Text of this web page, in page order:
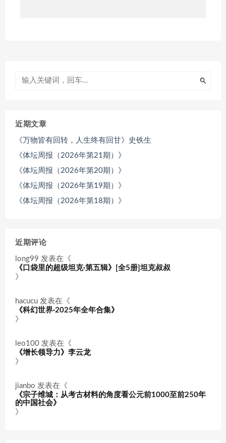
近期文章
《万物皆有回转，人生终有回甘》史铁生
《体坛周报（2026年第21期）》
《体坛周报（2026年第20期）》
《体坛周报（2026年第19期）》
《体坛周报（2026年第18期）》
近期评论
long99 发表在《
《口袋里的超级坦克·第五辑》[全5册]坦克叔叔
》
hacucu 发表在《
《科幻世界·2025年全年合集》
》
leo100 发表在《
《增长领导力》李云龙
》
jianbo 发表在《
《宗子维城：从考古材料的角度看公元前1000至前250年
的中国社会》
》